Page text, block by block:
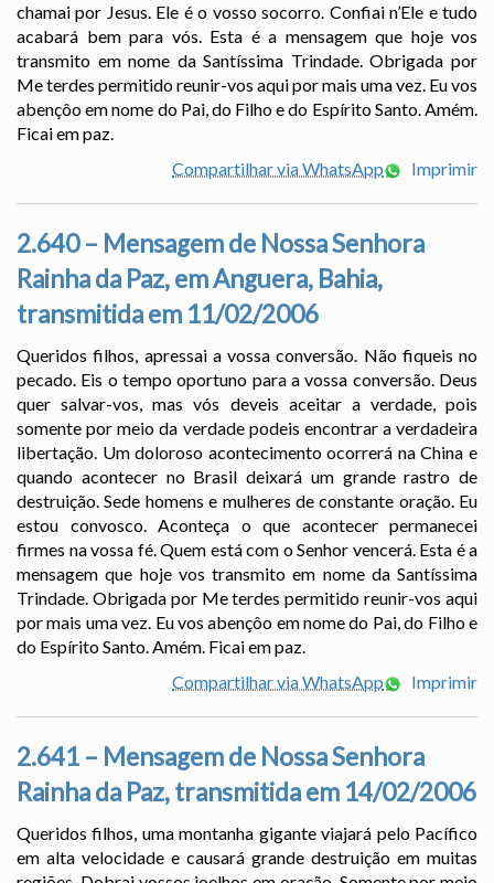
chamai por Jesus. Ele é o vosso socorro. Confiai n’Ele e tudo
acabará bem para vós. Esta é a mensagem que hoje vos
transmito em nome da Santíssima Trindade. Obrigada por
Me terdes permitido reunir-vos aqui por mais uma vez. Eu vos
abençôo em nome do Pai, do Filho e do Espírito Santo. Amém.
Ficai em paz.
Compartilhar via WhatsApp
Imprimir
2.640 – Mensagem de Nossa Senhora
Rainha da Paz, em Anguera, Bahia,
transmitida em 11/02/2006
Queridos filhos, apressai a vossa conversão. Não fiqueis no
pecado. Eis o tempo oportuno para a vossa conversão. Deus
quer salvar-vos, mas vós deveis aceitar a verdade, pois
somente por meio da verdade podeis encontrar a verdadeira
libertação. Um doloroso acontecimento ocorrerá na China e
quando acontecer no Brasil deixará um grande rastro de
destruição. Sede homens e mulheres de constante oração. Eu
estou convosco. Aconteça o que acontecer permanecei
firmes na vossa fé. Quem está com o Senhor vencerá. Esta é a
mensagem que hoje vos transmito em nome da Santíssima
Trindade. Obrigada por Me terdes permitido reunir-vos aqui
por mais uma vez. Eu vos abençôo em nome do Pai, do Filho e
do Espírito Santo. Amém. Ficai em paz.
Compartilhar via WhatsApp
Imprimir
2.641 – Mensagem de Nossa Senhora
Rainha da Paz, transmitida em 14/02/2006
Queridos filhos, uma montanha gigante viajará pelo Pacífico
em alta velocidade e causará grande destruição em muitas